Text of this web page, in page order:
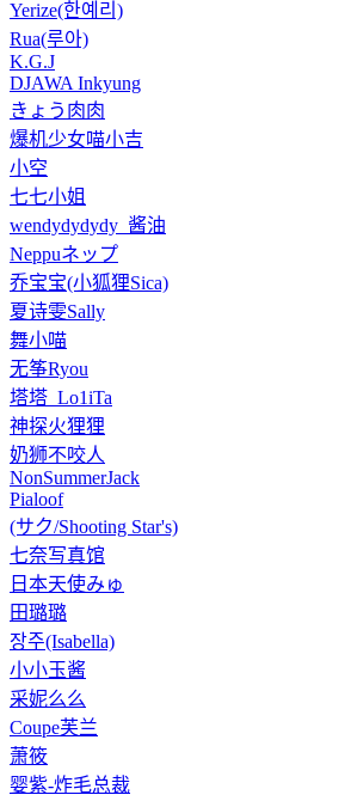
Yerize(한예리)
Rua(루아)
K.G.J
DJAWA Inkyung
きょう肉肉
爆机少女喵小吉
小空
七七小姐
wendydydydy_酱油
Neppuネップ
乔宝宝(小狐狸Sica)
夏诗雯Sally
舞小喵
无筝Ryou
塔塔_Lo1iTa
神探火狸狸
奶狮不咬人
NonSummerJack
Pialoof
(サク/Shooting Star's)
七奈写真馆
日本天使みゅ
田璐璐
장주(Isabella)
小小玉酱
采妮么么
Coupe芙兰
萧筱
婴紫-炸毛总裁